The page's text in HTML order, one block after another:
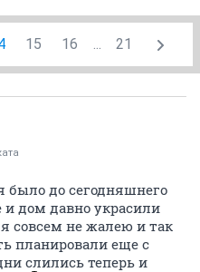
15 16 ... 21
было до сегодняшнего
и дом давно украсили
совсем не жалею и так
планировали еще с
слились теперь и